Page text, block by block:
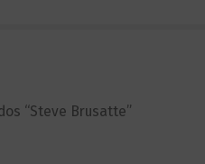
“Steve Brusatte”